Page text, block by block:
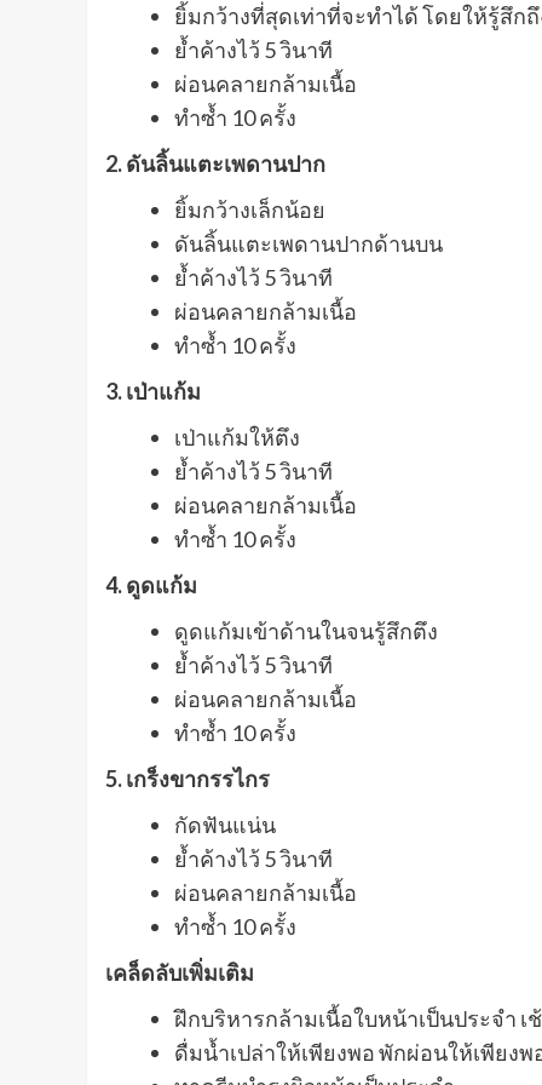
ยิ้มกว้างที่สุดเท่าที่จะทำได้ โดยให้รู้สึ
ย้ำค้างไว้ 5 วินาที
ผ่อนคลายกล้ามเนื้อ
ทำซ้ำ 10 ครั้ง
2. ดันลิ้นแตะเพดานปาก
ยิ้มกว้างเล็กน้อย
ดันลิ้นแตะเพดานปากด้านบน
ย้ำค้างไว้ 5 วินาที
ผ่อนคลายกล้ามเนื้อ
ทำซ้ำ 10 ครั้ง
3. เป่าแก้ม
เป่าแก้มให้ตึง
ย้ำค้างไว้ 5 วินาที
ผ่อนคลายกล้ามเนื้อ
ทำซ้ำ 10 ครั้ง
4. ดูดแก้ม
ดูดแก้มเข้าด้านในจนรู้สึกตึง
ย้ำค้างไว้ 5 วินาที
ผ่อนคลายกล้ามเนื้อ
ทำซ้ำ 10 ครั้ง
5. เกร็งขากรรไกร
กัดฟันแน่น
ย้ำค้างไว้ 5 วินาที
ผ่อนคลายกล้ามเนื้อ
ทำซ้ำ 10 ครั้ง
เคล็ดลับเพิ่มเติม
ฝึกบริหารกล้ามเนื้อใบหน้าเป็นประจำ เ
ดื่มน้ำเปล่าให้เพียงพอ พักผ่อนให้เพียงพ